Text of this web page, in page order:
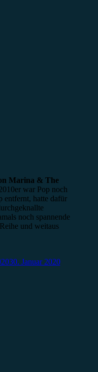
Marina & The
war Pop noch
entfernt, hatte dafür
noch spannende
und weitaus
30. Januar 2020